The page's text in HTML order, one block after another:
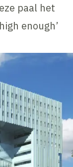
paal het
enough’